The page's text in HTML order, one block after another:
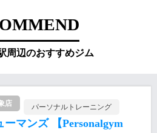
周辺のおすすめジム
店 パーソナルトレーニング
マンズ 【Personalgym